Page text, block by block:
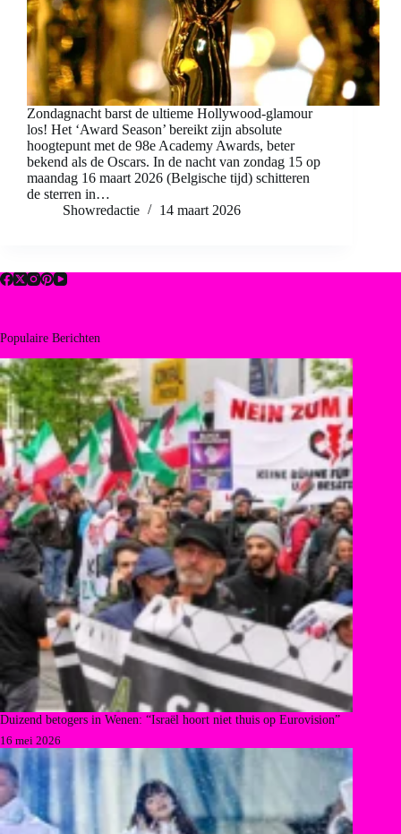
Zondagnacht barst de ultieme Hollywood-glamour
los! Het ‘Award Season’ bereikt zijn absolute
hoogtepunt met de 98e Academy Awards, beter
bekend als de Oscars. In de nacht van zondag 15 op
maandag 16 maart 2026 (Belgische tijd) schitteren
de sterren in…
Showredactie
14 maart 2026
Populaire Berichten
Duizend betogers in Wenen: “Israël hoort niet thuis op Eurovision”
16 mei 2026